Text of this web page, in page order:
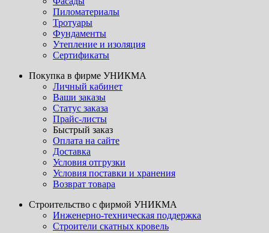
Пиломатериалы
Тротуары
Фундаменты
Утепление и изоляция
Сертификаты
Покупка в фирме УНИКМА
Личный кабинет
Ваши заказы
Статус заказа
Прайс-листы
Быстрый заказ
Оплата на сайте
Доставка
Условия отгрузки
Условия поставки и хранения
Возврат товара
Строительство с фирмой УНИКМА
Инженерно-техническая поддержка
Строители скатных кровель